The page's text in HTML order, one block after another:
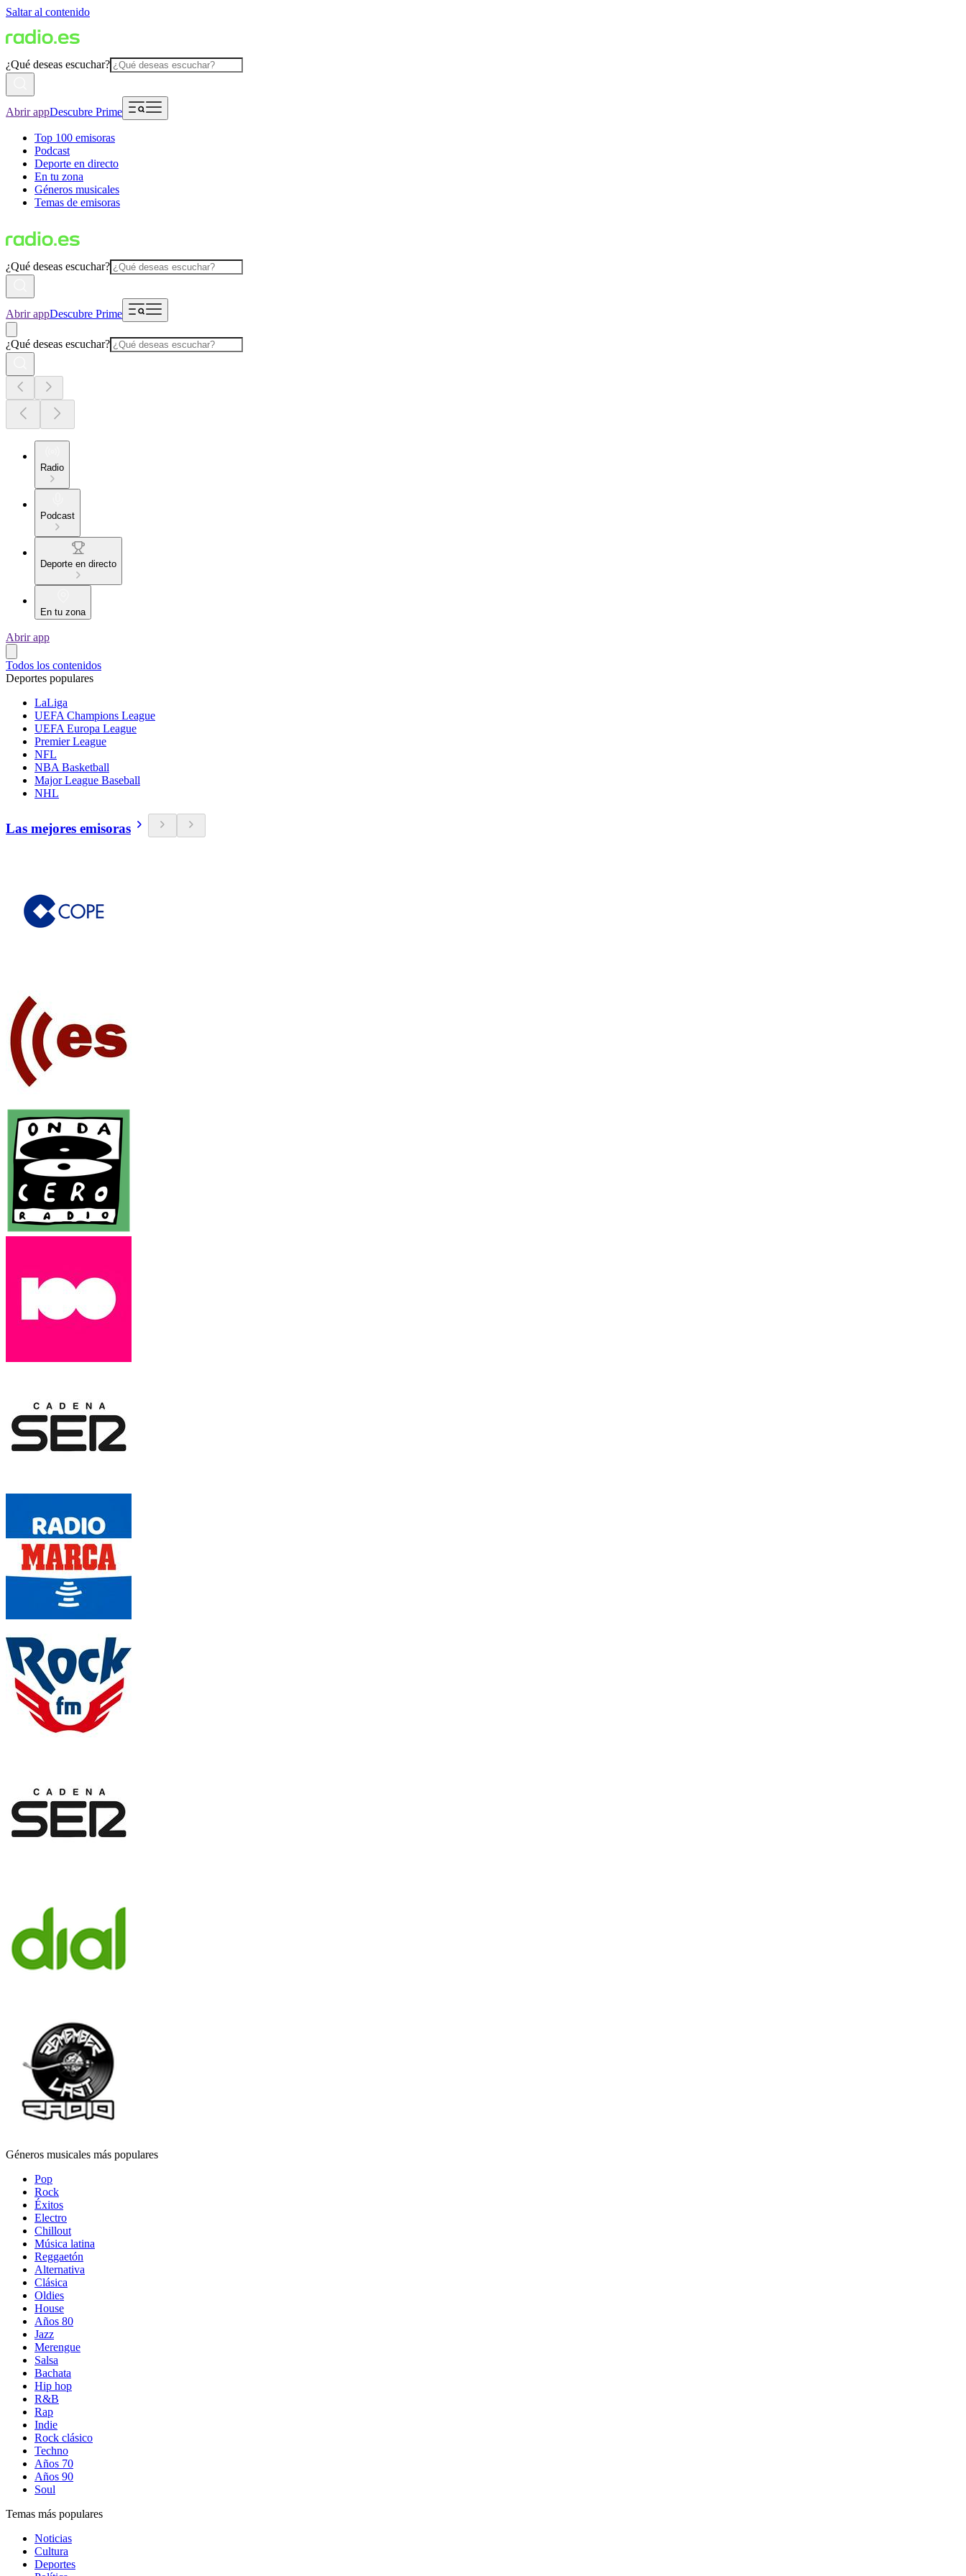
Saltar al contenido
¿Qué deseas escuchar?
Abrir appDescubre Prime
Top 100 emisoras
Podcast
Deporte en directo
En tu zona
Géneros musicales
Temas de emisoras
¿Qué deseas escuchar?
Abrir appDescubre Prime
¿Qué deseas escuchar?
Radio
Podcast
Deporte en directo
En tu zona
Abrir app
Todos los contenidos
Deportes populares
LaLiga
UEFA Champions League
UEFA Europa League
Premier League
NFL
NBA Basketball
Major League Baseball
NHL
Las mejores emisoras
Géneros musicales más populares
Pop
Rock
Éxitos
Electro
Chillout
Música latina
Reggaetón
Alternativa
Clásica
Oldies
House
Años 80
Jazz
Merengue
Salsa
Bachata
Hip hop
R&B
Rap
Indie
Rock clásico
Techno
Años 70
Años 90
Soul
Temas más populares
Noticias
Cultura
Deportes